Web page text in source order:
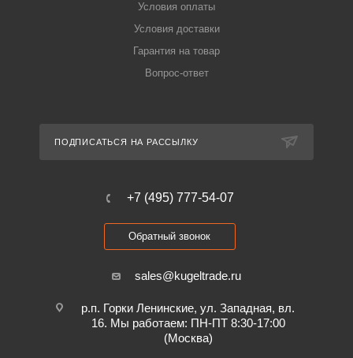
Условия оплаты
Условия доставки
Гарантия на товар
Вопрос-ответ
ПОДПИСАТЬСЯ НА РАССЫЛКУ
+7 (495) 777-54-07
Обратный звонок
sales@kugeltrade.ru
р.п. Горки Ленинские, ул. Западная, вл.
16. Мы работаем: ПН-ПТ 8:30-17:00
(Москва)